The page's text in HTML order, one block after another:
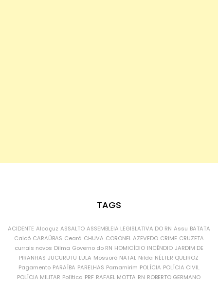
TAGS
ACIDENTE Alcaçuz ASSALTO ASSEMBLEIA LEGISLATIVA DO RN Assu BATATA
Caicó CARAÚBAS Ceará CHUVA CORONEL AZEVEDO CRIME CRUZETA
currais novos Dilma Governo do RN HOMICÍDIO INCÊNDIO JARDIM DE
PIRANHAS JUCURUTU LULA Mossoró NATAL Nilda NÉLTER QUEIROZ
Pagamento PARAÍBA PARELHAS Parnamirim POLÍCIA POLÍCIA CIVIL
POLÍCIA MILITAR Política PRF RAFAEL MOTTA RN ROBERTO GERMANO